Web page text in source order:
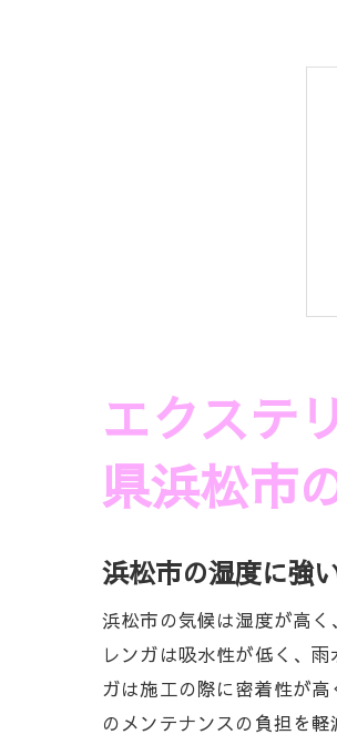
エクステ
県浜松市
浜松市の湿度に強
浜松市の気候は湿度が高
レンガは吸水性が低く、
ガは施工の際に密着性が
のメンテナンスの負担を軽